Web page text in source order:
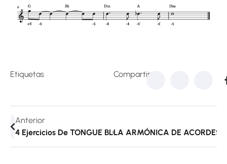
Etiquetas Compartir:
Anterior
4 Ejercicios De TONGUE BLOCKING & BLUES SHUFFLE |